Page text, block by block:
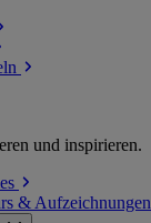
und inspirieren.
& Aufzeichnungen